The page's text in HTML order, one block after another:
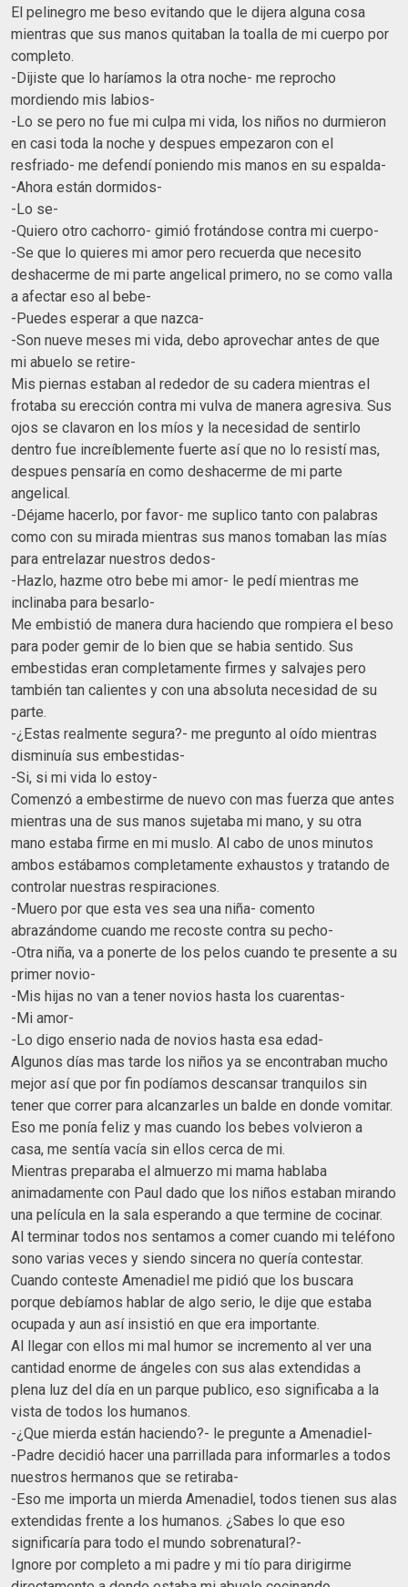
El pelinegro me beso evitando que le dijera alguna cosa
mientras que sus manos quitaban la toalla de mi cuerpo por
completo.
-Dijiste que lo haríamos la otra noche- me reprocho
mordiendo mis labios-
-Lo se pero no fue mi culpa mi vida, los niños no durmieron
en casi toda la noche y despues empezaron con el
resfriado- me defendí poniendo mis manos en su espalda-
-Ahora están dormidos-
-Lo se-
-Quiero otro cachorro- gimió frotándose contra mi cuerpo-
-Se que lo quieres mi amor pero recuerda que necesito
deshacerme de mi parte angelical primero, no se como valla
a afectar eso al bebe-
-Puedes esperar a que nazca-
-Son nueve meses mi vida, debo aprovechar antes de que
mi abuelo se retire-
Mis piernas estaban al rededor de su cadera mientras el
frotaba su erección contra mi vulva de manera agresiva. Sus
ojos se clavaron en los míos y la necesidad de sentirlo
dentro fue increíblemente fuerte así que no lo resistí mas,
despues pensaría en como deshacerme de mi parte
angelical.
-Déjame hacerlo, por favor- me suplico tanto con palabras
como con su mirada mientras sus manos tomaban las mías
para entrelazar nuestros dedos-
-Hazlo, hazme otro bebe mi amor- le pedí mientras me
inclinaba para besarlo-
Me embistió de manera dura haciendo que rompiera el beso
para poder gemir de lo bien que se habia sentido. Sus
embestidas eran completamente firmes y salvajes pero
también tan calientes y con una absoluta necesidad de su
parte.
-¿Estas realmente segura?- me pregunto al oído mientras
disminuía sus embestidas-
-Si, si mi vida lo estoy-
Comenzó a embestirme de nuevo con mas fuerza que antes
mientras una de sus manos sujetaba mi mano, y su otra
mano estaba firme en mi muslo. Al cabo de unos minutos
ambos estábamos completamente exhaustos y tratando de
controlar nuestras respiraciones.
-Muero por que esta ves sea una niña- comento
abrazándome cuando me recoste contra su pecho-
-Otra niña, va a ponerte de los pelos cuando te presente a su
primer novio-
-Mis hijas no van a tener novios hasta los cuarentas-
-Mi amor-
-Lo digo enserio nada de novios hasta esa edad-
Algunos días mas tarde los niños ya se encontraban mucho
mejor así que por fin podíamos descansar tranquilos sin
tener que correr para alcanzarles un balde en donde vomitar.
Eso me ponía feliz y mas cuando los bebes volvieron a
casa, me sentía vacía sin ellos cerca de mi.
Mientras preparaba el almuerzo mi mama hablaba
animadamente con Paul dado que los niños estaban mirando
una película en la sala esperando a que termine de cocinar.
Al terminar todos nos sentamos a comer cuando mi teléfono
sono varias veces y siendo sincera no quería contestar.
Cuando conteste Amenadiel me pidió que los buscara
porque debíamos hablar de algo serio, le dije que estaba
ocupada y aun así insistió en que era importante.
Al llegar con ellos mi mal humor se incremento al ver una
cantidad enorme de ángeles con sus alas extendidas a
plena luz del día en un parque publico, eso significaba a la
vista de todos los humanos.
-¿Que mierda están haciendo?- le pregunte a Amenadiel-
-Padre decidió hacer una parrillada para informarles a todos
nuestros hermanos que se retiraba-
-Eso me importa un mierda Amenadiel, todos tienen sus alas
extendidas frente a los humanos. ¿Sabes lo que eso
significaría para todo el mundo sobrenatural?-
Ignore por completo a mi padre y mi tío para dirigirme